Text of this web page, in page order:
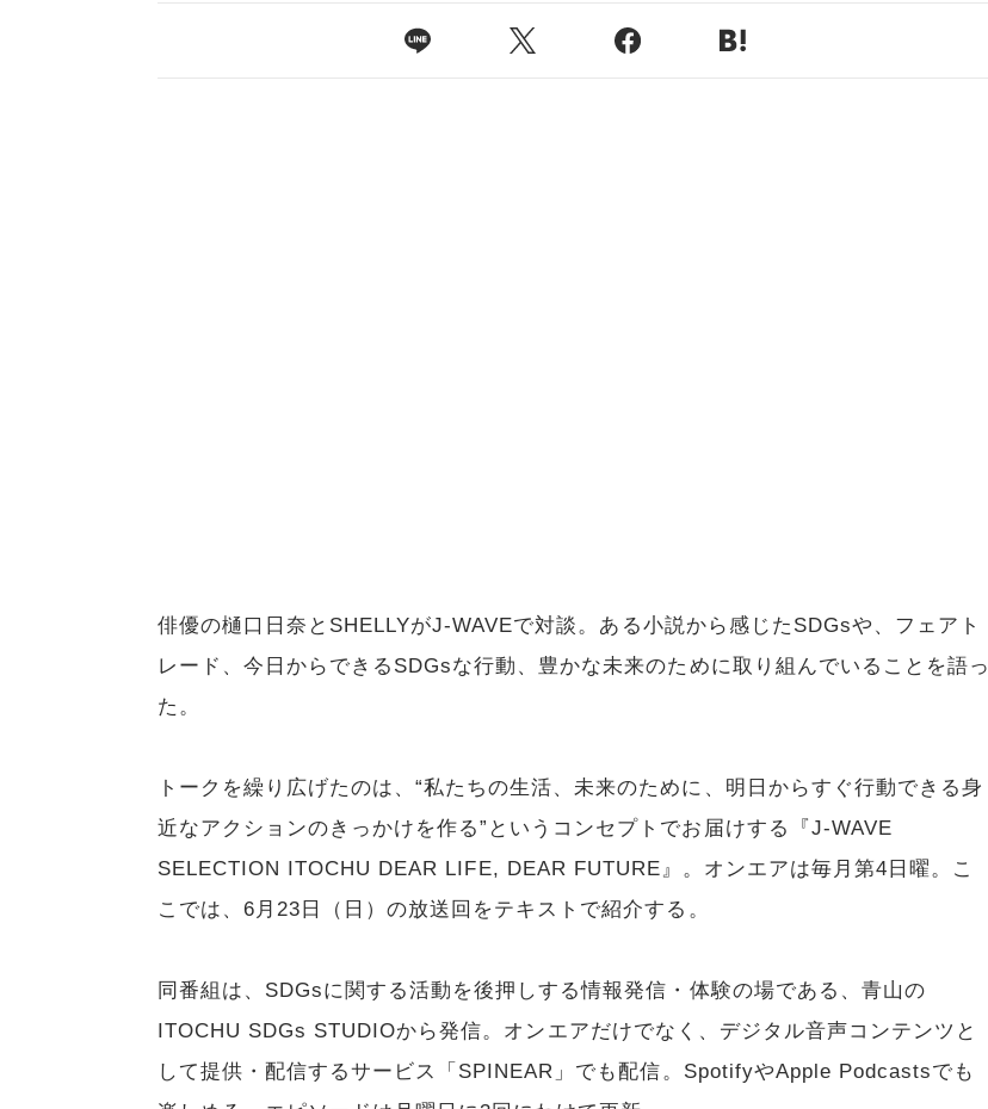
俳優の樋口日奈とSHELLYがJ-WAVEで対談。ある小説から感じたSDGsや、フェアト
レード、今日からできるSDGsな行動、豊かな未来のために取り組んでいることを語っ
た。
トークを繰り広げたのは、“私たちの生活、未来のために、明日からすぐ行動できる身
近なアクションのきっかけを作る”というコンセプトでお届けする『J-WAVE
SELECTION ITOCHU DEAR LIFE, DEAR FUTURE』。オンエアは毎月第4日曜。こ
こでは、6月23日（日）の放送回をテキストで紹介する。
同番組は、SDGsに関する活動を後押しする情報発信・体験の場である、青山の
ITOCHU SDGs STUDIOから発信。オンエアだけでなく、デジタル音声コンテンツと
して提供・配信するサービス「SPINEAR」でも配信。SpotifyやApple Podcastsでも